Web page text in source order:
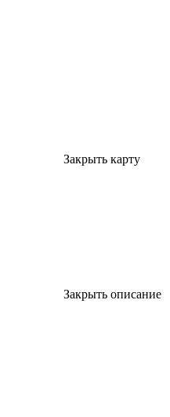
Закрыть карту
Закрыть описание